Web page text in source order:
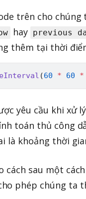
trên cho
hay previous
thêm tại thời
(60 * 60 *
yêu cầu khi xử
toán thủ công
là khoảng thời
sau một
phép chúng ta